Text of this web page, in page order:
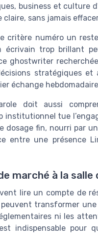
business et culture
sans jamais
critère numéro un
écrivain trop brillant
ghostwriter
stratégiques
échange hebdomadaire
doit aussi
institutionnel tue
dosage fin, nourri par
entre une présence
marché à la
lire un compte de
transformer
ni les
indispensable pour